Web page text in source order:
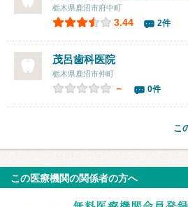
栃木県鹿沼市府中町
3.44 2件
茂呂歯科医院
栃木県鹿沼市仲町
－ 0件
こ
この医療機関の関係者の方へ